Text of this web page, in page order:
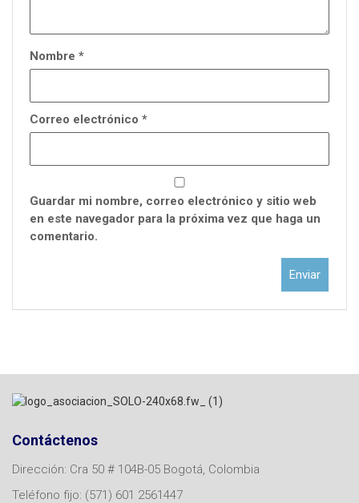
Nombre *
Correo electrónico *
Guardar mi nombre, correo electrónico y sitio web
en este navegador para la próxima vez que haga un
comentario.
Contáctenos
Dirección: Cra 50 # 104B-05 Bogotá, Colombia
Teléfono fijo: (571) 601 2561447